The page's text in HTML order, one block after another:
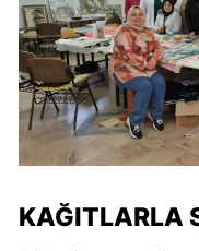
KAĞITLARLA